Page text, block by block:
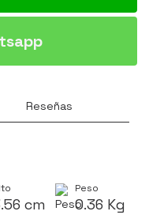
Reseñas
cm
Peso
0.36 Kg